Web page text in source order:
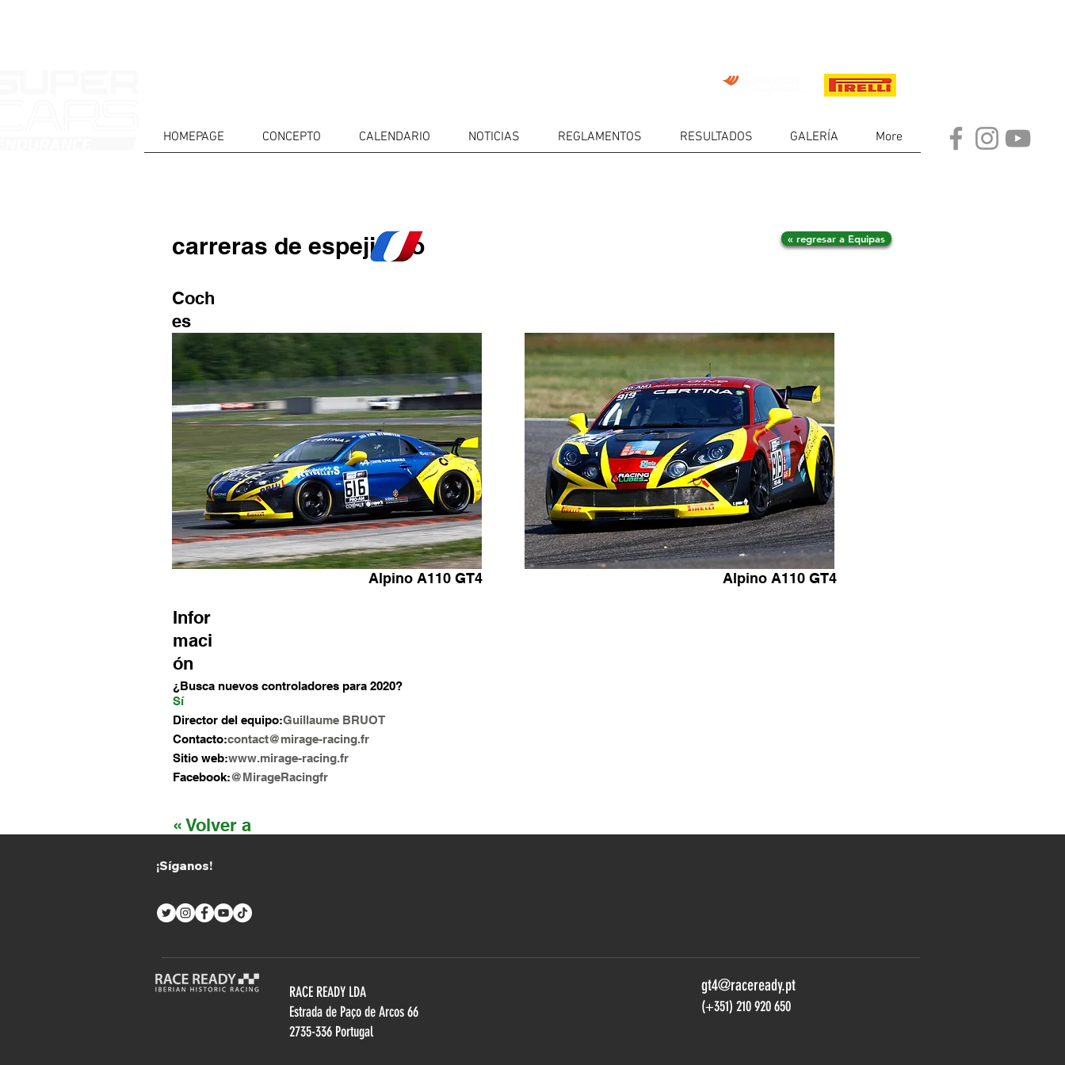
HOMEPAGE CONCEPTO CALENDARIO NOTICIAS REGLAMENTOS RESULTADOS GALERÍA More
carreras de espejismo « regresar a Equipas
Coch
es
Alpino A110 GT4 Alpino A110 GT4
Infor
maci
ón
¿Busca nuevos controladores para 2020?
Sí
Director del equipo:Guillaume BRUOT
Contacto:contact@mirage-racing.fr
Sitio web:www.mirage-racing.fr
Facebook:@MirageRacingfr
« Volver a
¡Síganos!
RACE READY LDA
Estrada de Paço de Arcos 66
2735-336 Portugal
gt4@raceready.pt
(+351) 210 920 650